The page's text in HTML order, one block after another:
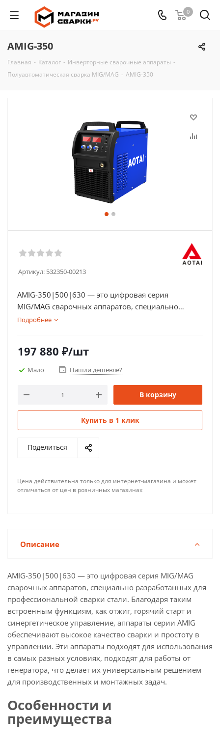
0
AMIG-350
Главная - Каталог - Инверторные сварочные аппараты -
Полуавтоматическая сварка MIG/MAG - AMIG-350
Артикул: 532350-00213
AMIG-350|500|630 — это цифровая серия
MIG/MAG сварочных аппаратов, специально
разработанных для профессиональной сварки
управление, аппараты серии AMIG обеспечивают
высокое качество сварки и простоту в
управлении. Эти аппараты подходят для
подходят для работы от генератора, что делает их
универсальным решением для производственных
и монтажных задач.
Подробнее
197 880 ₽/шт
Мало Нашли дешевле?
В корзину
Купить в 1 клик
Поделиться
Цена действительна только для интернет-магазина и может
отличаться от цен в розничных магазинах
Описание
AMIG-350|500|630 — это цифровая серия MIG/MAG
сварочных аппаратов, специально разработанных для
профессиональной сварки стали. Благодаря таким
встроенным функциям, как отжиг, горячий старт и
синергетическое управление, аппараты серии AMIG
обеспечивают высокое качество сварки и простоту в
управлении. Эти аппараты подходят для использования
в самых разных условиях, подходят для работы от
генератора, что делает их универсальным решением
для производственных и монтажных задач.
Особенности и
преимущества